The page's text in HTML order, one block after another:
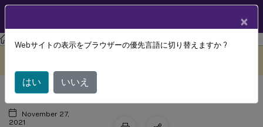
Profile Management Profile Management 2103
定義ファイルの作成
November 27,
2021
×
Webサイトの表示をブラウザーの優先言語に切り替えますか ?
はい いいえ